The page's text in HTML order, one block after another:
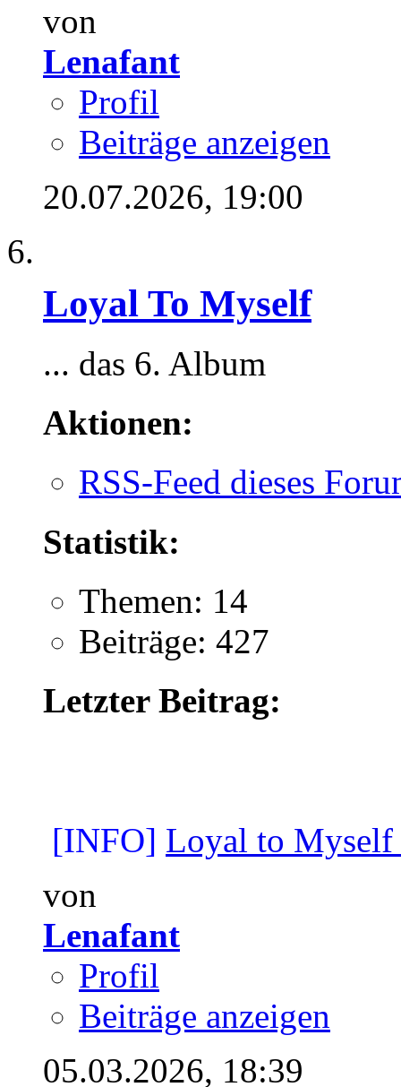
von
Lenafant
Profil
Beiträge anzeigen
20.07.2026, 19:00
Loyal To Myself
... das 6. Album
Aktionen:
RSS-Feed dieses
Statistik:
Themen: 14
Beiträge: 427
Letzter Beitrag:
[INFO] Loyal to
von
Lenafant
Profil
Beiträge anzeigen
05.03.2026, 18:39